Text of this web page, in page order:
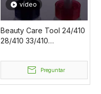
vídeo
Beauty Care Tool 24/410
28/410 33/410
de uñas líquida
Preguntar